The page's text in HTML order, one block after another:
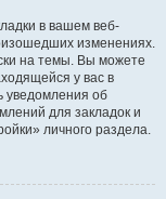
в вашем веб-
изменениях.
на темы. Вы можете
у вас в
уведомления об
для закладок и
личного раздела.